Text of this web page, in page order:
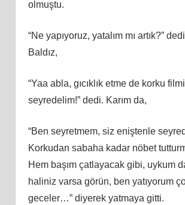
olmuştu.
“Ne yapıyoruz, yatalım mı artık?”
Baldız,
“Yaa abla, gıcıklık etme de korku
seyredelim!” dedi. Karım da,
“Ben seyretmem, siz eniştenle
Korkudan sabaha kadar nöbet
Hem başım çatlayacak gibi, uykum
haliniz varsa görün, ben yatıyorum
geceler…” diyerek yatmaya gitti.